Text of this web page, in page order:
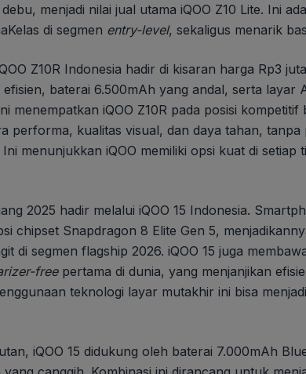
menjadi nilai jual utama iQOO Z10 Lite. Ini
di segmen entry-level, sekaligus menarik
Z10R Indonesia hadir di kisaran harga Rp3
baterai 6.500mAh yang andal, serta layar
menempatkan iQOO Z10R pada posisi
performa, kualitas visual, dan daya tahan,
menunjukkan iQOO memiliki opsi kuat di setiap
2025 hadir melalui iQOO 15 Indonesia.
chipset Snapdragon 8 Elite Gen 5,
di segmen flagship 2026. iQOO 15 juga
freepertama di dunia, yang menjanjikan
teknologi layar mutakhir ini bisa
iQOO 15 didukung oleh baterai 7.000mAh